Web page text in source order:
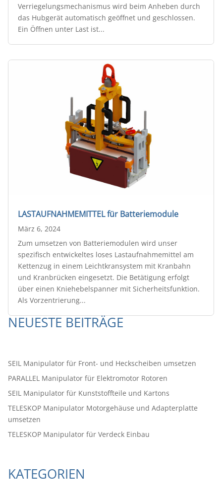
Verriegelungsmechanismus wird beim Anheben durch
das Hubgerät automatisch geöffnet und geschlossen.
Ein Öffnen unter Last ist...
LASTAUFNAHMEMITTEL für Batteriemodule
März 6, 2024
Zum umsetzen von Batteriemodulen wird unser
spezifisch entwickeltes loses Lastaufnahmemittel am
Kettenzug in einem Leichtkransystem mit Kranbahn
und Kranbrücken eingesetzt. Die Betätigung erfolgt
über einen Kniehebelspanner mit Sicherheitsfunktion.
Als Vorzentrierung...
NEUESTE BEITRÄGE
SEIL Manipulator für Front- und Heckscheiben umsetzen
PARALLEL Manipulator für Elektromotor Rotoren
SEIL Manipulator für Kunststoffteile und Kartons
TELESKOP Manipulator Motorgehäuse und Adapterplatte
umsetzen
TELESKOP Manipulator für Verdeck Einbau
KATEGORIEN